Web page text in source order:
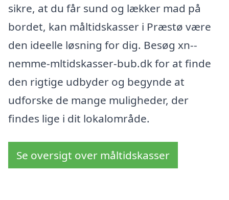
sikre, at du får sund og lækker mad på
bordet, kan måltidskasser i Præstø være
den ideelle løsning for dig. Besøg xn--
nemme-mltidskasser-bub.dk for at finde
den rigtige udbyder og begynde at
udforske de mange muligheder, der
findes lige i dit lokalområde.
Se oversigt over måltidskasser